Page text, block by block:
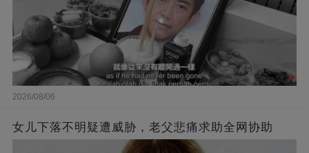
2026/08/06
女儿下落不明疑遭威胁，老父悲痛求助全网协助